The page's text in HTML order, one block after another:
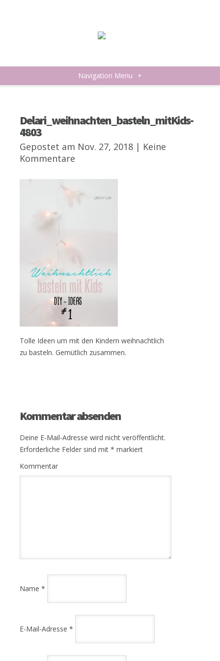
Navigation Menu +
Delari_weihnachten_basteln_mitKids-
4803
Gepostet am Nov. 27, 2018 | Keine
Kommentare
Tolle Ideen um mit den Kindern weihnachtlich
zu basteln. Gemütlich zusammen.
Kommentar absenden
Deine E-Mail-Adresse wird nicht veröffentlicht.
Erforderliche Felder sind mit * markiert
Kommentar
Name *
E-Mail-Adresse *